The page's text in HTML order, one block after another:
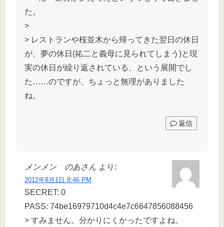
た。
>
> レストランや桜並木から帰ってきた翌日の休日
が、夢の休日(祐二と義母に見られてしまう)と現
実の休日が繰り返されている、という展開でし
た……のですが、ちょっと無理がありました
ね。
返信
メンメン のあさん より:
2012年8月1日 8:46 PM
SECRET: 0
PASS: 74be16979710d4c4e7c6647856088456
> すみません。分かりにくかったですよね。